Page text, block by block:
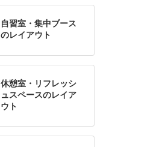
自習室・集中ブース
のレイアウト
休憩室・リフレッシ
ュスペースのレイア
ウト